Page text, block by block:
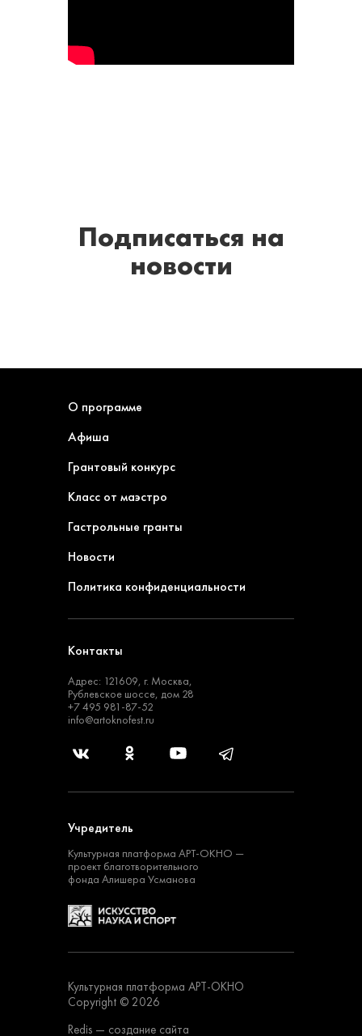
Подписаться на
новости
О программе
Афиша
Грантовый конкурс
Класс от маэстро
Гастрольные гранты
Новости
Политика конфиденциальности
Контакты
Адрес: 121609, г. Москва,
Рублевское шоссе, дом 28
+7 495 981-87-52
info@artoknofest.ru
Учредитель
Культурная платформа АРТ-ОКНО —
проект благотворительного
фонда Алишера Усманова
Культурная платформа АРТ-ОКНО
Copyright © 2026
Redis — создание сайта